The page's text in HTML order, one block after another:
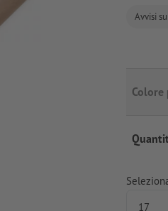
Avvisi